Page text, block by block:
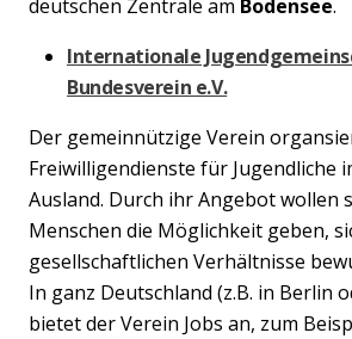
deutschen Zentrale am Bodensee.
Internationale
Bundesverein e.V.
Der gemeinnützige Verein
Freiwilligendienste für Jugendliche
Ausland. Durch ihr Angebot wollen
Menschen die Möglichkeit geben,
gesellschaftlichen Verhältnisse
In ganz Deutschland (z.B. in Berlin
bietet der Verein Jobs an, zum